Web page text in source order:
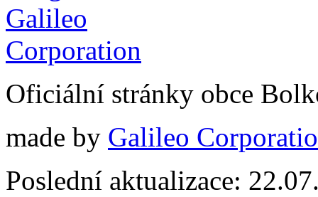
Oficiální stránky obce
made by Galileo
Poslední aktualizace: